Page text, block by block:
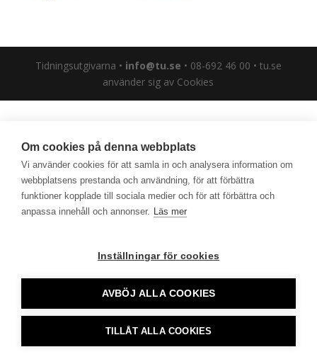
Tidningsutgivarna • info@tu.se • 08-692 46 00 • tu.se
använder sig av Cookies
Om cookies på denna webbplats
Vi använder cookies för att samla in och analysera information om
webbplatsens prestanda och användning, för att förbättra
funktioner kopplade till sociala medier och för att förbättra och
anpassa innehåll och annonser. Läs mer
Inställningar för cookies
AVBÖJ ALLA COOKIES
TILLÅT ALLA COOKIES
CookieHub - Development mode